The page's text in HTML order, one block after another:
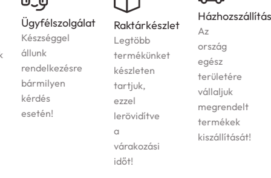
Ügyfélszolgálat
Készséggel
állunk
rendelkezésre
bármilyen
kérdés
esetén!
Raktárkészlet
Legtöbb
termékünket
készleten
tartjuk,
ezzel
lerövidítve
várakozási
időt!
Házhozszállítás
Az
ország
egész
területére
vállaljuk
megrendelt
termékek
kiszállítását!